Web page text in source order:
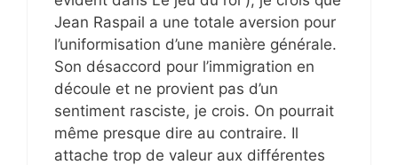
Jean Raspail a une totale aversion pour
l’uniformisation d’une manière générale.
Son désaccord pour l’immigration en
découle et ne provient pas d’un
sentiment rasciste, je crois. On pourrait
même presque dire au contraire. Il
attache trop de valeur aux différentes